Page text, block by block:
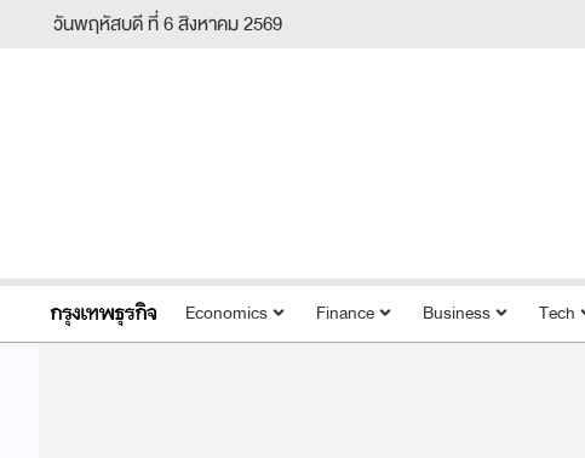
วันพฤหัสบดี ที่ 6 สิงหาคม 2569
Economics Finance Business Tech